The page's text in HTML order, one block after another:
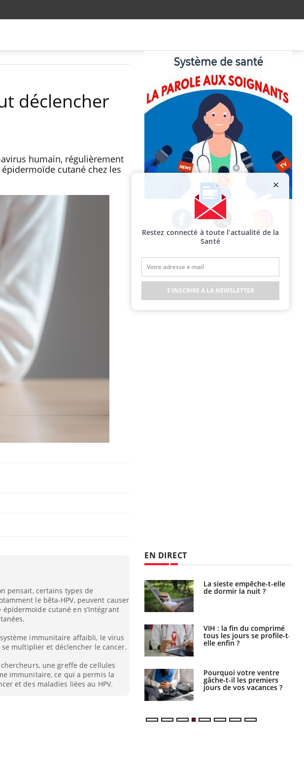
déclencher
humain, régulièrement
cutané chez les
pensait, certains types de
le bêta-HPV, peuvent causer
cutané en s’intégrant
immunitaire affaibli, le virus
se multiplier et déclencher le cancer.
une greffe de cellules
immunitaire, ce qui a permis la
et des maladies liées au HPV.
Facebook Twitter Instagram
EN DIRECT
West Nile : que se passe-
t-il dans le sud de la
France ?
protègent-ils aussi les os
?
Cytomégalovirus : ce qui
change dans la prise en
charge des femmes
La sieste empêche-t-elle
de dormir la nuit ?
VIH : la fin du comprimé
tous les jours se profile-t-
elle enfin ?
Pourquoi votre ventre
gâche-t-il les premiers
jours de vos vacances ?
Restez connecté à toute l’actualité de la
Santé
S'INSCRIRE À LA NEWSLETTER